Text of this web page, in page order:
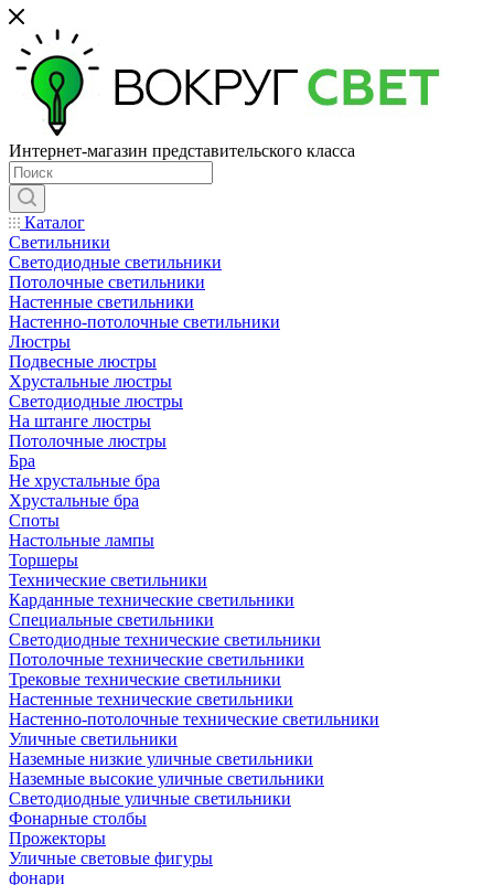
Интернет-магазин представительского класса
Каталог
Светильники
Светодиодные светильники
Потолочные светильники
Настенные светильники
Настенно-потолочные светильники
Люстры
Подвесные люстры
Хрустальные люстры
Светодиодные люстры
На штанге люстры
Потолочные люстры
Бра
Не хрустальные бра
Хрустальные бра
Споты
Настольные лампы
Торшеры
Технические светильники
Карданные технические светильники
Специальные светильники
Светодиодные технические светильники
Потолочные технические светильники
Трековые технические светильники
Настенные технические светильники
Настенно-потолочные технические светильники
Уличные светильники
Наземные низкие уличные светильники
Наземные высокие уличные светильники
Светодиодные уличные светильники
Фонарные столбы
Прожекторы
Уличные световые фигуры
фонари